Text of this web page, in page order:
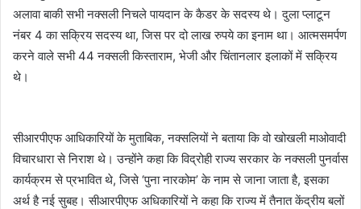
अलावा बाकी सभी नक्सली निचले पायदान के कैडर के सदस्य थे। दुला प्लाटून
नंबर 4 का सक्रिय सदस्य था, जिस पर दो लाख रुपये का इनाम था। आत्मसमर्पण
करने वाले सभी 44 नक्सली किस्ताराम, भेजी और चिंतानलार इलाकों में सक्रिय
थे।
सीआरपीएफ आधिकारियों के मुताबिक, नक्सलियों ने बताया कि वो खोखली माओवादी
विचारधारा से निराश थे। उन्होंने कहा कि विद्रोही राज्य सरकार के नक्सली पुनर्वास
कार्यक्रम से प्रभावित थे, जिसे ‘पुना नारकोम’ के नाम से जाना जाता है, इसका
अर्थ है नई सुबह। सीआरपीएफ अधिकारियों ने कहा कि राज्य में तैनात केंद्रीय बलों